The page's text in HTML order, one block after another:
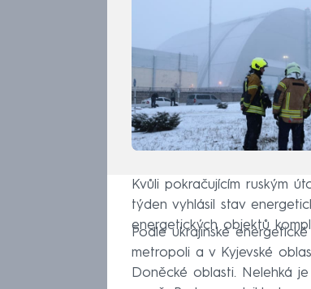
Kvůli pokračujícím ruským
týden vyhlásil stav
energetických objektů
Podle ukrajinské
metropoli a v Kyjevské
Doněcké oblasti. Nelehká